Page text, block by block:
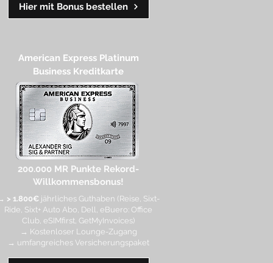
Hier mit Bonus bestellen
American Express Platinum
Business Kreditkarte​
200.000 MR Punkte Rekord-
Willkommensbonus!
> 1.800€ jährliches Guthaben (Reise, Sixt-
Ride, Sixt+ Auto Abo, Dell, eBuero: Office
Club, eSIMfirst, GetMyInvoices)
→ Kostenloser Lounge-Zugang
→ umfangreiches Versicherungspaket